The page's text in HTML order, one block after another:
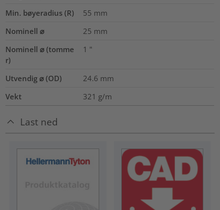
Min. bøyeradius (R)
55 mm
Nominell ⌀
25 mm
Nominell ⌀ (tomme
r)
1 "
Utvendig ⌀ (OD) 24.6 mm
Vekt
321 g/m
Last ned